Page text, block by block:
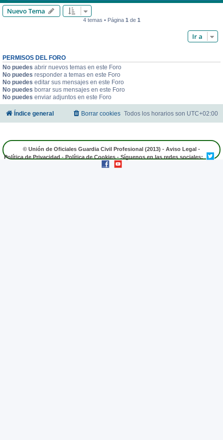
Nuevo Tema
4 temas • Página 1de 1
Ir a
PERMISOS DEL FORO
No puedes abrir nuevos temas en este Foro
No puedes responder a temas en este Foro
No puedes editar sus mensajes en este Foro
No puedes borrar sus mensajes en este Foro
No puedes enviar adjuntos en este Foro
Índice general Todos los horarios son UTC+02:00
Borrar cookies
© Unión de Oficiales Guardia Civil Profesional (2013) - Aviso Legal -
Política de Privacidad-Política de Cookies- Síguenos en las redes sociales: